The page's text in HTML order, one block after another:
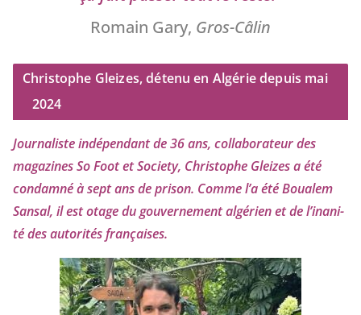
Romain Gary, Gros-Câlin
Christophe Gleizes, détenu en Algérie depuis mai
2024
Journaliste indé­pen­dant de36ans, col­la­bo­ra­teur des
maga­zines So Foot et Society, Christophe Gleizesa été
condam­né à sept ans de pri­son. Comme l’a été Boualem
Sansal, il est otage du gou­ver­ne­ment algé­rien et de l’i­na­ni­
té des auto­ri­tés françaises.